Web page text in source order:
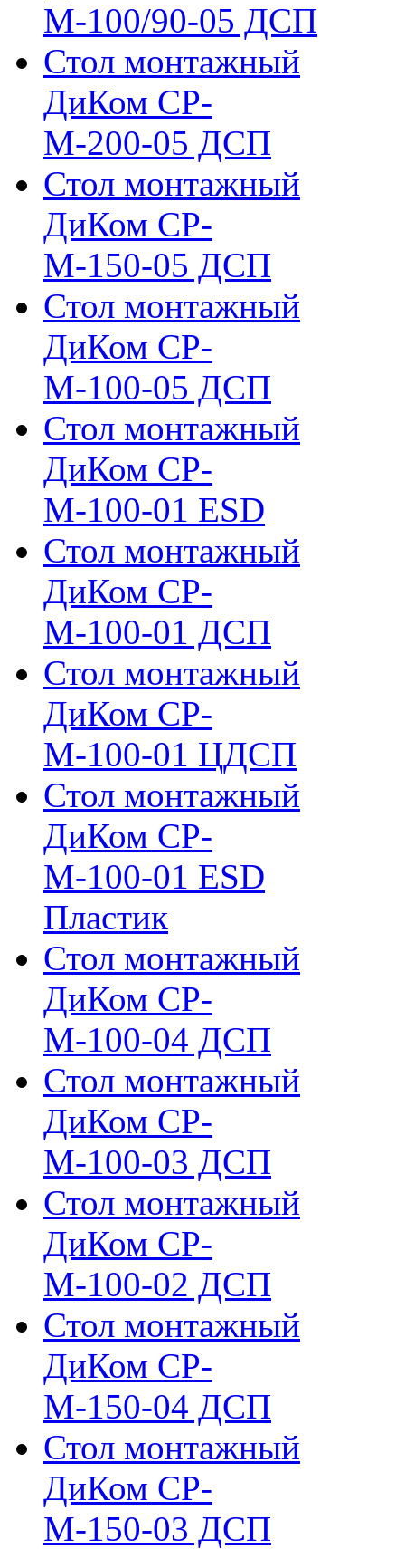
М-100/90-05 ДСП
Стол монтажный
ДиКом СР-
М-200-05 ДСП
Стол монтажный
ДиКом СР-
М-150-05 ДСП
Стол монтажный
ДиКом СР-
М-100-05 ДСП
Стол монтажный
ДиКом СР-
М-100-01 ESD
Стол монтажный
ДиКом СР-
М-100-01 ДСП
Стол монтажный
ДиКом СР-
М-100-01 ЦДСП
Стол монтажный
ДиКом СР-
М-100-01 ESD
Пластик
Стол монтажный
ДиКом СР-
М-100-04 ДСП
Стол монтажный
ДиКом СР-
М-100-03 ДСП
Стол монтажный
ДиКом СР-
М-100-02 ДСП
Стол монтажный
ДиКом СР-
М-150-04 ДСП
Стол монтажный
ДиКом СР-
М-150-03 ДСП